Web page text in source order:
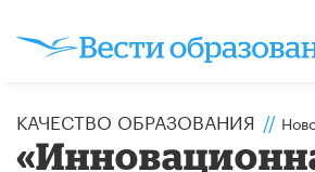
КАЧЕСТВО ОБРАЗОВАНИЯ //